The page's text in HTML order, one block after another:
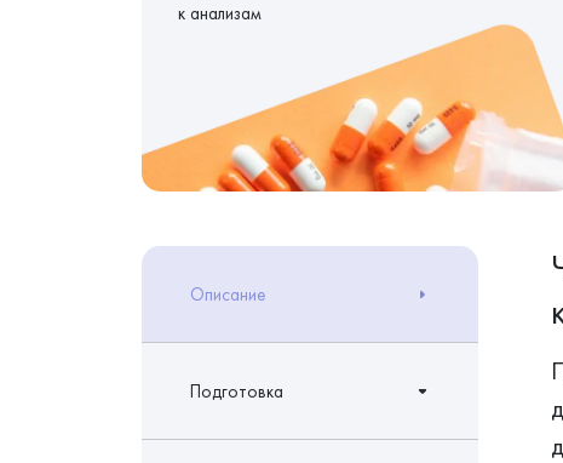
к анализам
Описание
Подготовка